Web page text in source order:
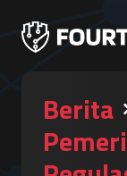
Berita